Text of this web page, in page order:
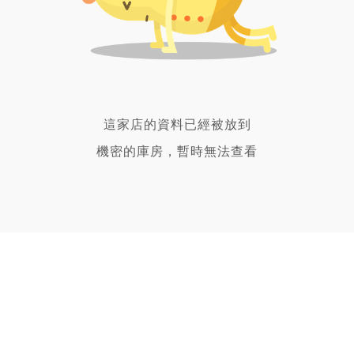
這家店的資料已經被放到
機密的庫房，暫時無法查看